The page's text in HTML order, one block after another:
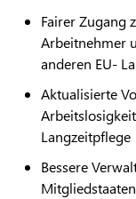
Fairer Zugang
Arbeitnehmer
anderen EU-
Aktualisierte
Langzeitpflege
Bessere